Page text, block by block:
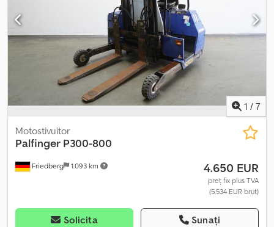
1 / 7
Friedberg 1.093 km
Motostivuitor
Palfinger P300-800
4.650 EUR
preț fix plus TVA
(5.534 EUR brut)
Solicita Sunați